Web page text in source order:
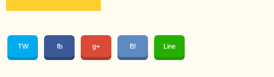
TW fb g+ B! Line